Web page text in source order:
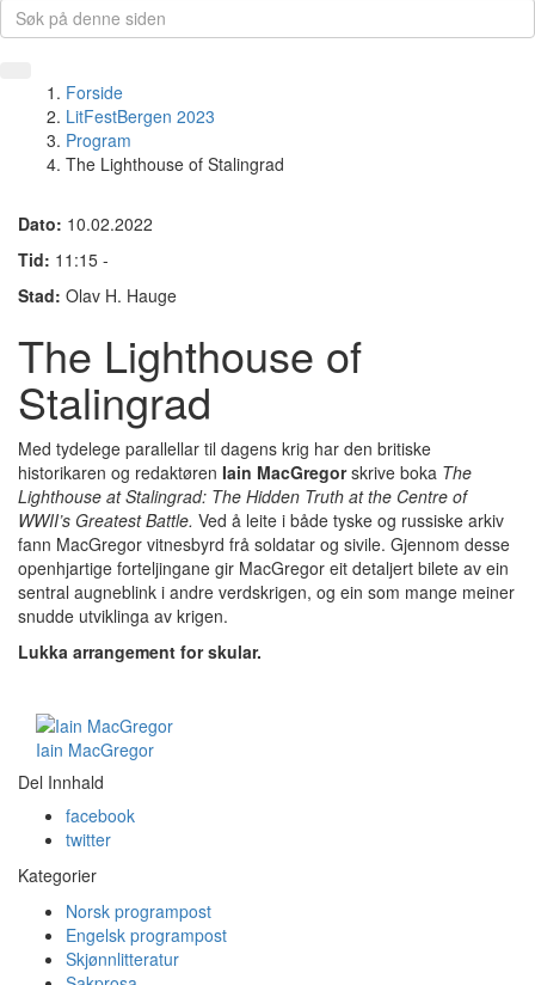
Forside
LitFestBergen 2023
Program
The Lighthouse of Stalingrad
Dato: 10.02.2022
Tid: 11:15 -
Stad: Olav H. Hauge
The Lighthouse of
Stalingrad
Med tydelege parallellar til dagens krig har den britiske
historikaren og redaktøren Iain MacGregorskrive boka The
Lighthouse at Stalingrad: The Hidden Truth at the Centre of
WWII’s Greatest Battle. Ved å leite i både tyske og russiske arkiv
fann MacGregor vitnesbyrd frå soldatar og sivile. Gjennom desse
openhjartige forteljingane gir MacGregor eit detaljert bilete av ein
sentral augneblink i andre verdskrigen, og ein som mange meiner
snudde utviklinga av krigen.
Lukka arrangement for skular.
Iain MacGregor
Del Innhald
facebook
twitter
Kategorier
Norsk programpost
Engelsk programpost
Skjønnlitteratur